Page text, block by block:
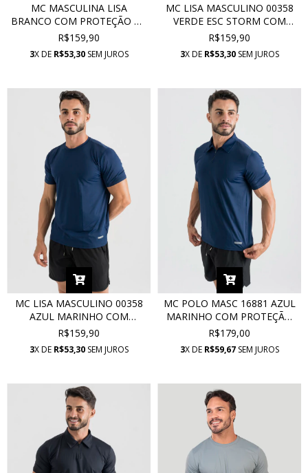
MC MASCULINA LISA
BRANCO COM PROTEÇÃO UV
15066
R$159,90
3X DE R$53,30SEM JUROS
MC LISA MASCULINO 00358
VERDE ESC STORM COM
PROTEÇÃO UV
R$159,90
3X DE R$53,30SEM JUROS
MC LISA MASCULINO 00358
AZUL MARINHO COM
PROTEÇÃO UV
R$159,90
3X DE R$53,30SEM JUROS
MC POLO MASC 16881 AZUL
MARINHO COM PROTEÇÃO
UV
R$179,00
3X DE R$59,67SEM JUROS